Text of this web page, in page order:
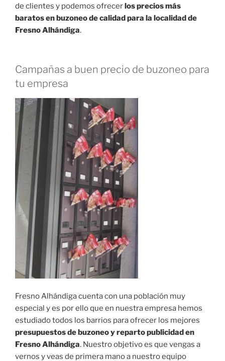
de clientes y podemos ofrecerlos precios más
baratos en buzoneo de calidad para la localidad de
Fresno Alhándiga.
Campañas a buen precio de buzoneo para
tu empresa
Fresno Alhándiga cuenta con una población muy
especial y es por ello que en nuestra empresa hemos
estudiado todos los barrios para ofrecer los mejores
presupuestos de buzoneo y reparto publicidad en
Fresno Alhándiga. Nuestro objetivo es que vengas a
vernos y veas de primera mano a nuestro equipo